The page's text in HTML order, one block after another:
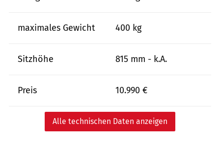
maximales Gewicht 400 kg
Sitzhöhe 815 mm - k.A.
Preis 10.990 €
Alle technischen Daten anzeigen